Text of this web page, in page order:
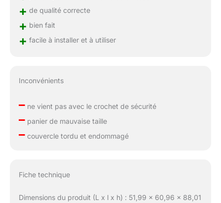
+ de qualité correcte
+ bien fait
+ facile à installer et à utiliser
Inconvénients
–ne vient pas avec le crochet de sécurité
–panier de mauvaise taille
–couvercle tordu et endommagé
Fiche technique
Dimensions du produit (L x l x h) : 51,99 x 60,96 x 88,01